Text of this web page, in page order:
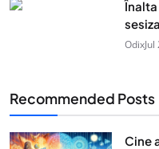
Odix
Recommended Posts
Cine